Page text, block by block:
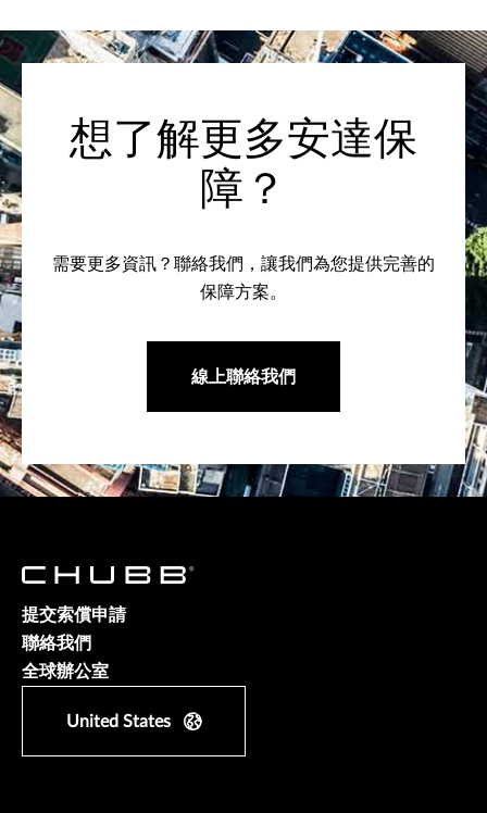
想了解更多安達保
障？
需要更多資訊？聯絡我們，讓我們為您提供完善的
保障方案。
線上聯絡我們
提交索償申請
聯絡我們
全球辦公室
United States